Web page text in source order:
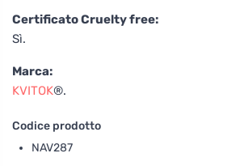
Certificato Cruelty free:
Sì.
Marca:
KVITOK®.
Codice prodotto
NAV287